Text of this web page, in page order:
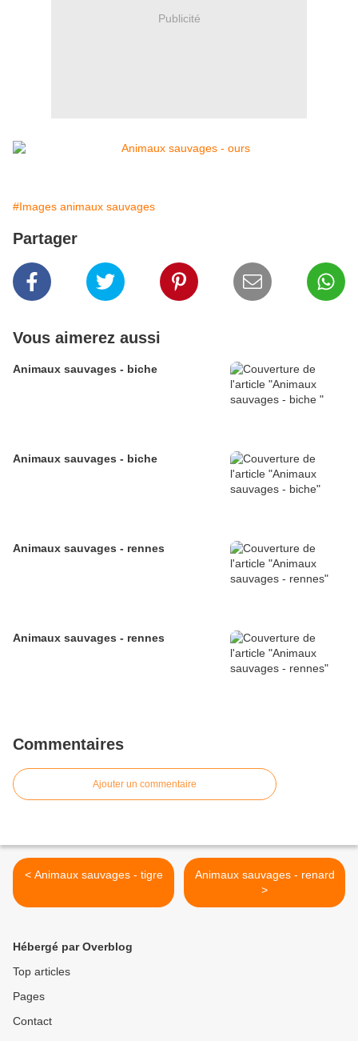
Publicité
#Images animaux sauvages
Partager
Vous aimerez aussi
Animaux sauvages - biche
Animaux sauvages - biche
Animaux sauvages - rennes
Animaux sauvages - rennes
Commentaires
Ajouter un commentaire
< Animaux sauvages - tigre
Animaux sauvages - renard
>
Hébergé par Overblog
Top articles
Pages
Contact